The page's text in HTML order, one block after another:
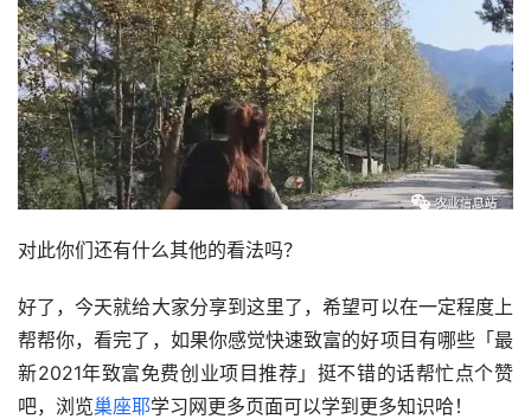
对此你们还有什么其他的看法吗？
好了，今天就给大家分享到这里了，希望可以在一定程度上
帮帮你，看完了，如果你感觉快速致富的好项目有哪些「最
新2021年致富免费创业项目推荐」挺不错的话帮忙点个赞
吧，浏览巢座耶学习网更多页面可以学到更多知识哈！